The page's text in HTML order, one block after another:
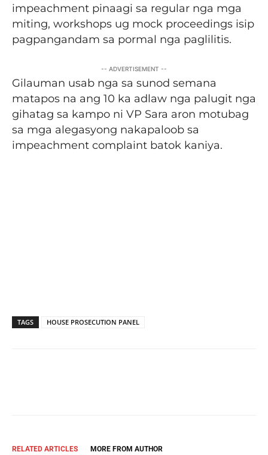
impeachment pinaagi sa regular nga mga
miting, workshops ug mock proceedings isip
pagpangandam sa pormal nga paglilitis.
-- ADVERTISEMENT --
Gilauman usab nga sa sunod semana
matapos na ang 10 ka adlaw nga palugit nga
gihatag sa kampo ni VP Sara aron motubag
sa mga alegasyong nakapaloob sa
impeachment complaint batok kaniya.
TAGS HOUSE PROSECUTION PANEL
RELATED ARTICLES MORE FROM AUTHOR